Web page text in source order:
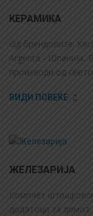
КЕРАМИКА
Од брендовите:
Argenta - Шпанија,
производи од
ВИДИ ПОВЕЌЕ
ЖЕЛЕЗАРИЈА
Комплет
додатоци за домот.